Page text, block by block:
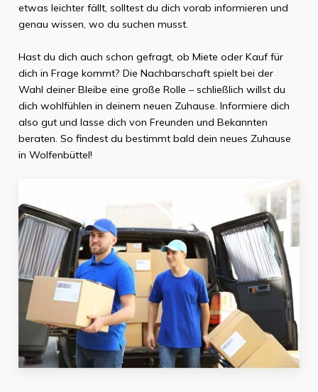
etwas leichter fällt, solltest du dich vorab informieren und
genau wissen, wo du suchen musst.
Hast du dich auch schon gefragt, ob Miete oder Kauf für
dich in Frage kommt? Die Nachbarschaft spielt bei der
Wahl deiner Bleibe eine große Rolle – schließlich willst du
dich wohlfühlen in deinem neuen Zuhause. Informiere dich
also gut und lasse dich von Freunden und Bekannten
beraten. So findest du bestimmt bald dein neues Zuhause
in Wolfenbüttel!